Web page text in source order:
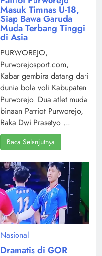
Masuk Timnas U-18,
Siap Bawa Garuda
Muda Terbang Tinggi
di Asia
PURWOREJO,
Purworejosport.com,
Kabar gembira datang dari
dunia bola voli Kabupaten
Purworejo. Dua atlet muda
binaan Patriot Purworejo,
Raka Dwi Prasetyo ...
Baca Selanjutnya
Nasional
Dramatis di GOR